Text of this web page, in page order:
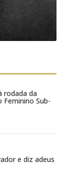
rodada da
Feminino Sub-
e diz adeus